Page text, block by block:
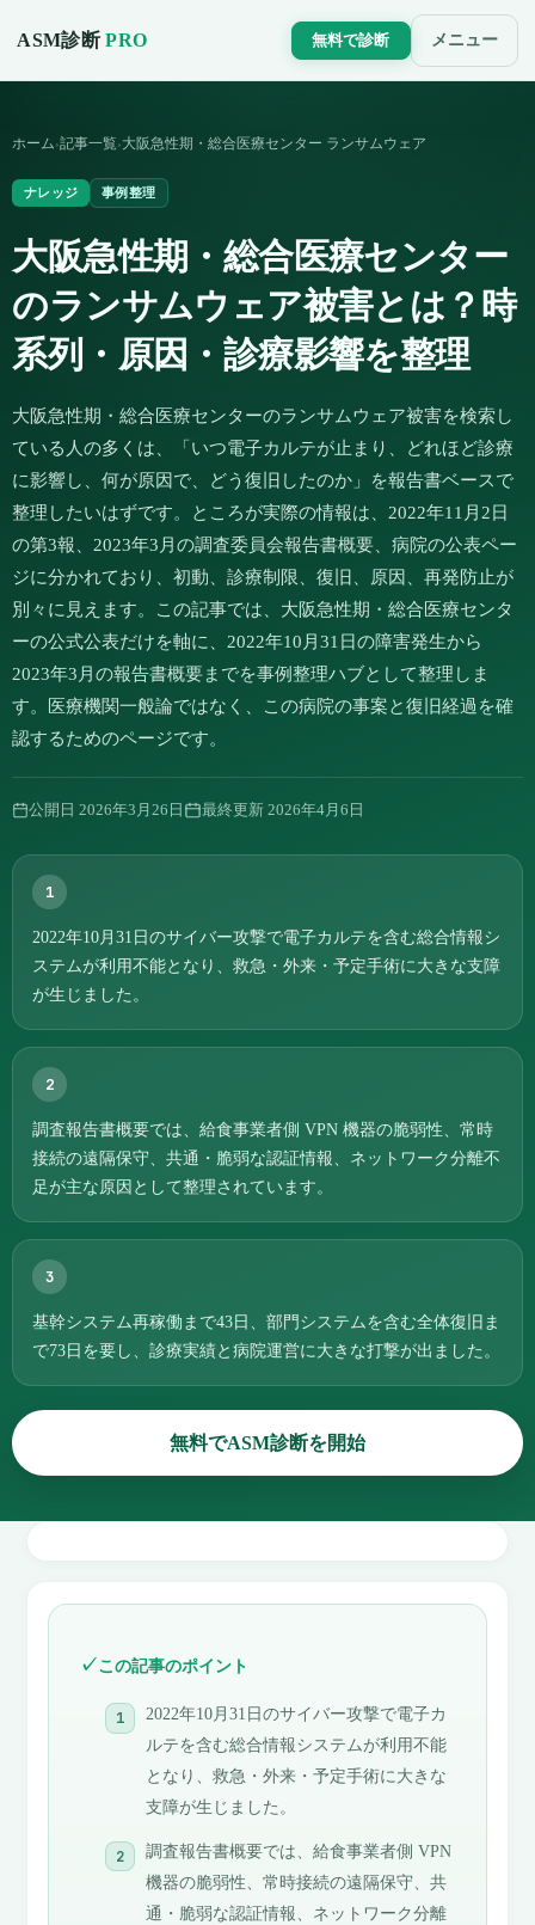
ASM診断PRO 無料で診断 メニュー
ホーム›記事一覧›大阪急性期・総合医療センター ランサムウェア
ナレッジ 事例整理
大阪急性期・総合医療センター
のランサムウェア被害とは？時
系列・原因・診療影響を整理
大阪急性期・総合医療センターのランサムウェア被害を検索し
ている人の多くは、「いつ電子カルテが止まり、どれほど診療
に影響し、何が原因で、どう復旧したのか」を報告書ベースで
整理したいはずです。ところが実際の情報は、2022年11月2日
の第3報、2023年3月の調査委員会報告書概要、病院の公表ペー
ジに分かれており、初動、診療制限、復旧、原因、再発防止が
別々に見えます。この記事では、大阪急性期・総合医療センタ
ーの公式公表だけを軸に、2022年10月31日の障害発生から
2023年3月の報告書概要までを事例整理ハブとして整理しま
す。医療機関一般論ではなく、この病院の事案と復旧経過を確
認するためのページです。
公開日 2026年3月26日 最終更新 2026年4月6日
1
2022年10月31日のサイバー攻撃で電子カルテを含む総合情報シ
ステムが利用不能となり、救急・外来・予定手術に大きな支障
が生じました。
2
調査報告書概要では、給食事業者側 VPN 機器の脆弱性、常時
接続の遠隔保守、共通・脆弱な認証情報、ネットワーク分離不
足が主な原因として整理されています。
3
基幹システム再稼働まで43日、部門システムを含む全体復旧ま
で73日を要し、診療実績と病院運営に大きな打撃が出ました。
無料でASM診断を開始
この記事のポイント
2022年10月31日のサイバー攻撃で電子カ
ルテを含む総合情報システムが利用不能
となり、救急・外来・予定手術に大きな
支障が生じました。
調査報告書概要では、給食事業者側 VPN
機器の脆弱性、常時接続の遠隔保守、共
通・脆弱な認証情報、ネットワーク分離